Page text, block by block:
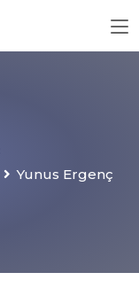
Yunus Ergenç